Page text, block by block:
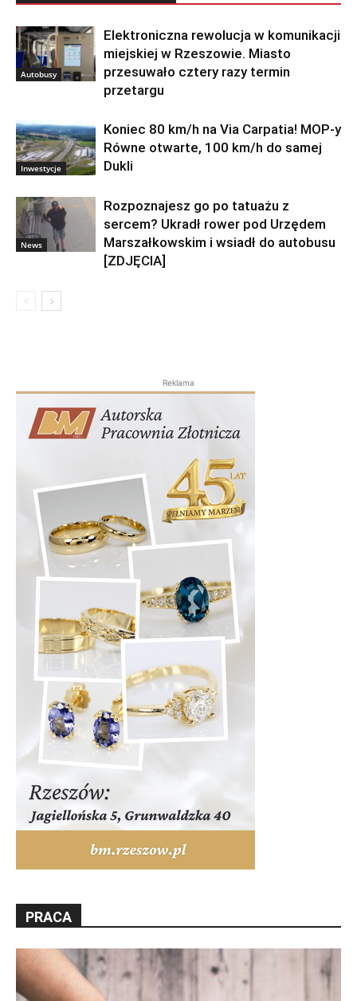
Autobusy
Elektroniczna rewolucja w komunikacji
miejskiej w Rzeszowie. Miasto
przesuwało cztery razy termin
przetargu
Inwestycje
Koniec 80 km/h na Via Carpatia! MOP-y
Równe otwarte, 100 km/h do samej
Dukli
News
Rozpoznajesz go po tatuażu z
sercem? Ukradł rower pod Urzędem
Marszałkowskim i wsiadł do autobusu
[ZDJĘCIA]
Reklama
PRACA